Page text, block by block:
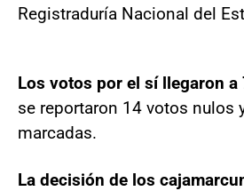
Registraduría Nacional del
Los votos por el sí llegaron a
se reportaron 14 votos nulos
marcadas.
La decisión de los